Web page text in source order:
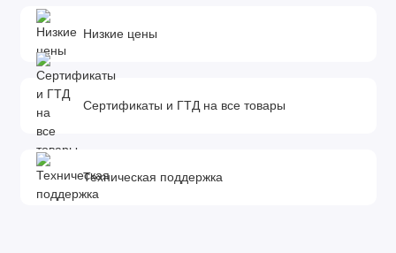
Низкие цены
Сертификаты и ГТД на все товары
Техническая поддержка